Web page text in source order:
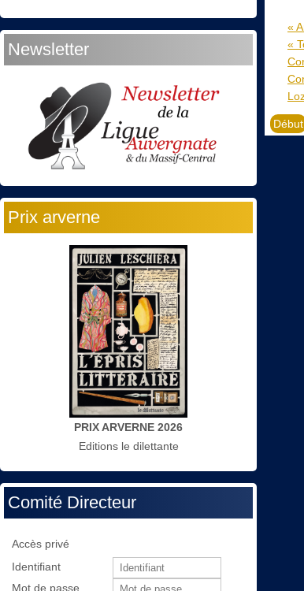
Newsletter
Prix arverne
PRIX ARVERNE 2026
Editions le dilettante
Comité Directeur
Accès privé
Identifiant
Mot de passe
«
«
Début